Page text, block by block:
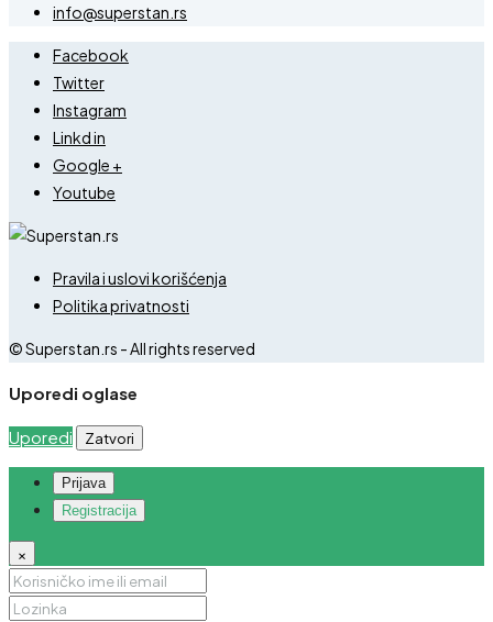
info@superstan.rs
Facebook
Twitter
Instagram
Linkd in
Google +
Youtube
Pravila i uslovi korišćenja
Politika privatnosti
© Superstan.rs - All rights reserved
Uporedi oglase
Uporedi Zatvori
Prijava
Registracija
×